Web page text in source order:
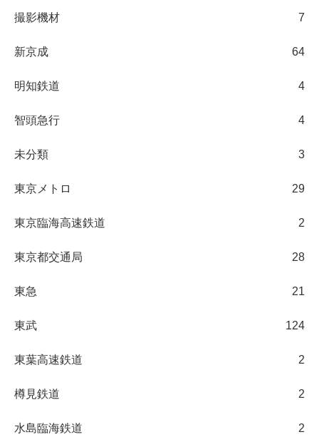
撮影機材 7
新京成 64
明知鉄道 4
智頭急行 4
未分類 3
東京メトロ 29
東京臨海高速鉄道 2
東京都交通局 28
東急 21
東武 124
東葉高速鉄道 2
樽見鉄道 2
水島臨海鉄道 2